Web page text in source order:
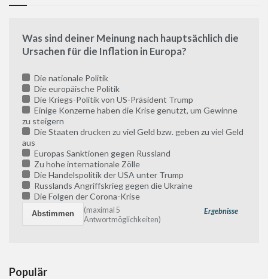
Was sind deiner Meinung nach hauptsächlich die
Ursachen für die Inflation in Europa?
Die nationale Politik
Die europäische Politik
Die Kriegs-Politik von US-Präsident Trump
Einige Konzerne haben die Krise genutzt, um Gewinne
zu steigern
Die Staaten drucken zu viel Geld bzw. geben zu viel Geld
aus
Europas Sanktionen gegen Russland
Zu hohe internationale Zölle
Die Handelspolitik der USA unter Trump
Russlands Angriffskrieg gegen die Ukraine
Die Folgen der Corona-Krise
Ergebnisse
(maximal 5
Antwortmöglichkeiten)
Populär